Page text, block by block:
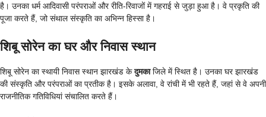
है। उनका धर्म आदिवासी परंपराओं और रीति-रिवाजों में गहराई से जुड़ा हुआ है। वे प्रकृति की
पूजा करते हैं, जो संथाल संस्कृति का अभिन्न हिस्सा है।
शिबू सोरेन का घर और निवास स्थान
शिबू सोरेन का स्थायी निवास स्थान झारखंड केदुमकाजिले में स्थित है। उनका घर झारखंड
की संस्कृति और परंपराओं का प्रतीक है। इसके अलावा, वे रांची में भी रहते हैं, जहां से वे अपनी
राजनीतिक गतिविधियां संचालित करते हैं।